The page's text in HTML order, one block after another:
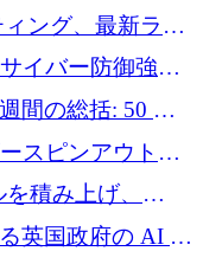
る DFINITY の
ング、最新ラウ
を目標
イバー防御強化
間の総括: 50 以
を投資
スピンアウト原
の資金調達でス
積み上げ、
の基金を立ち上
英国政府の AI タ